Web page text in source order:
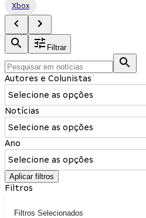
Xbox
Filtrar
Autores e Colunistas
Selecione as opções
Notícias
Selecione as opções
Ano
Selecione as opções
Aplicar filtros
Filtros
Filtros Selecionados